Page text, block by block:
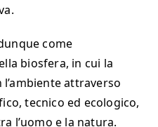
come
biosfera, in cui la
attraverso
tecnico ed ecologico,
l’uomo e la natura.